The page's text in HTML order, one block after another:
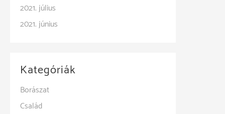
2021. július
2021. június
Kategóriák
Borászat
Család